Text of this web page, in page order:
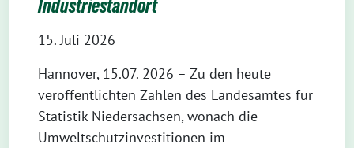
Industriestandort
15. Juli 2026
Hannover, 15.07. 2026 – Zu den heute
veröffentlichten Zahlen des Landesamtes für
Statistik Niedersachsen, wonach die
Umweltschutzinvestitionen im